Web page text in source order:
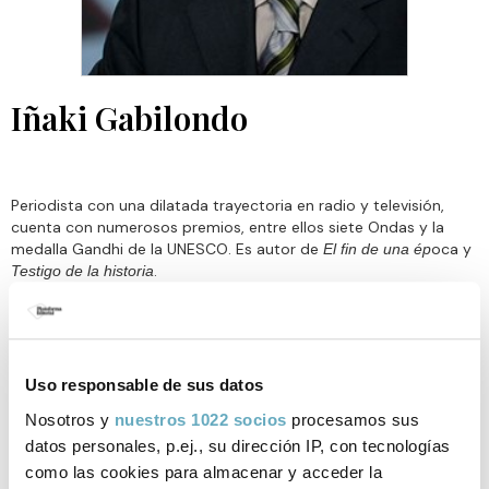
Uso responsable de sus datos
Nosotros y nuestros 1022 socios procesamos sus
datos personales, p.ej., su dirección IP, con tecnologías
como las cookies para almacenar y acceder la
Iñaki Gabilondo
Periodista con una dilatada trayectoria en radio y televisión,
cuenta con numerosos premios, entre ellos siete Ondas y la
medalla Gandhi de la UNESCO. Es autor de El fin de una época y
Testigo de la historia.
Libros de Iñaki Gabilondo
publicados por Plataforma Editorial